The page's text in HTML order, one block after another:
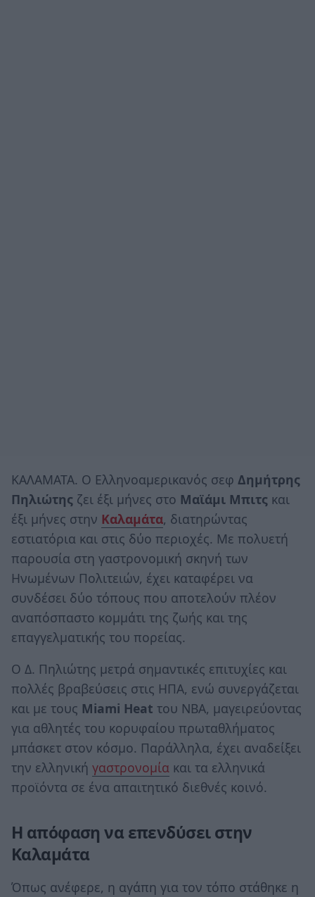
ΚΑΛΑΜΑΤΑ. Ο Ελληνοαμερικανός σεφ Δημήτρης
Πηλιώτης ζει έξι μήνες στο Μαϊάμι Μπιτς και
έξι μήνες στην Καλαμάτα, διατηρώντας
εστιατόρια και στις δύο περιοχές. Με πολυετή
παρουσία στη γαστρονομική σκηνή των
Ηνωμένων Πολιτειών, έχει καταφέρει να
συνδέσει δύο τόπους που αποτελούν πλέον
αναπόσπαστο κομμάτι της ζωής και της
επαγγελματικής του πορείας.
Ο Δ. Πηλιώτης μετρά σημαντικές επιτυχίες και
πολλές βραβεύσεις στις ΗΠΑ, ενώ συνεργάζεται
και με τους Miami Heat του NBA, μαγειρεύοντας
για αθλητές του κορυφαίου πρωταθλήματος
μπάσκετ στον κόσμο. Παράλληλα, έχει αναδείξει
την ελληνική γαστρονομία και τα ελληνικά
προϊόντα σε ένα απαιτητικό διεθνές κοινό.
Η απόφαση να επενδύσει στην
Καλαμάτα
Όπως ανέφερε, η αγάπη για τον τόπο στάθηκε η